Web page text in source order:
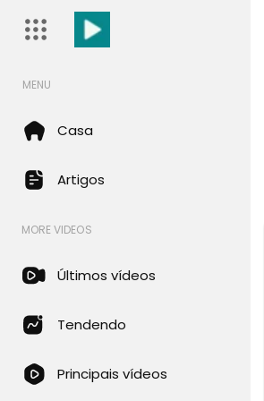
MENU
Casa
Artigos
MORE VIDEOS
Últimos vídeos
Tendendo
Principais vídeos